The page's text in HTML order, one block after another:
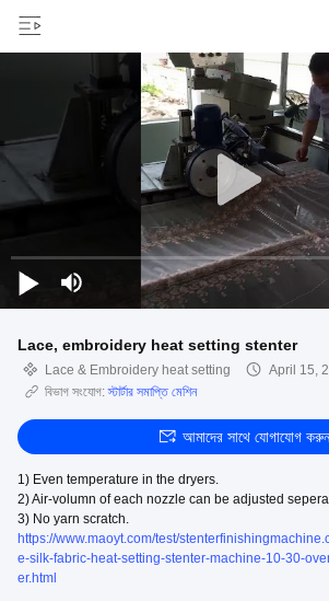
Lace, embroidery heat setting stenter
Lace & Embroidery heat setting
April 15,
বিভাগ সংযোগ:স্টার্টার সমাপ্তি মেশিন
আমাদের সাথে যোগাযোগ করুন
1) Even temperature in the dryers.
2) Air-volumn of each nozzle can be adjusted
3) No yarn scratch.
https://www.maoyt.com/test/
e-silk-fabric-heat-setting-stenter-machine-10-30-
er.html